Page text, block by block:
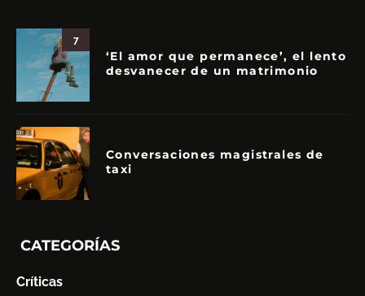
7
‘El amor que permanece’, el lento
desvanecer de un matrimonio
Conversaciones magistrales de
taxi
CATEGORÍAS
Críticas